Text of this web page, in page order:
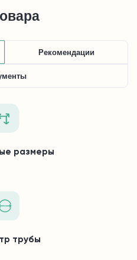
Рекомендации
размеры
трубы